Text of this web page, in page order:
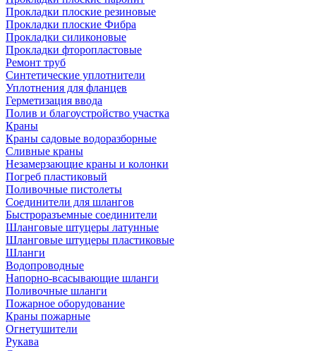
Прокладки плоские резиновые
Прокладки плоские Фибра
Прокладки силиконовые
Прокладки фторопластовые
Ремонт труб
Синтетические уплотнители
Уплотнения для фланцев
Герметизация ввода
Полив и благоустройство участка
Краны
Краны садовые водоразборные
Сливные краны
Незамерзающие краны и колонки
Погреб пластиковый
Поливочные пистолеты
Соединители для шлангов
Быстроразъемные соединители
Шланговые штуцеры латунные
Шланговые штуцеры пластиковые
Шланги
Водопроводные
Напорно-всасывающие шланги
Поливочные шланги
Пожарное оборудование
Краны пожарные
Огнетушители
Рукава